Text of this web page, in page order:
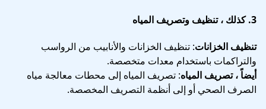
3. كذلك ، تنظيف وتصريف المياه
تنظيف الخزانات: تنظيف الخزانات والأنابيب من الرواسب
والتراكمات باستخدام معدات متخصصة.
أيضاً ، تصريف المياه: تصريف المياه إلى محطات معالجة مياه
الصرف الصحي أو إلى أنظمة التصريف المخصصة.